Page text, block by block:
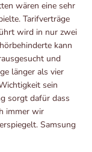
wären eine sehr
Tarifverträge
wird in nur zwei
kann
und
länger als vier
sein
sorgt dafür dass
immer wir
Samsung